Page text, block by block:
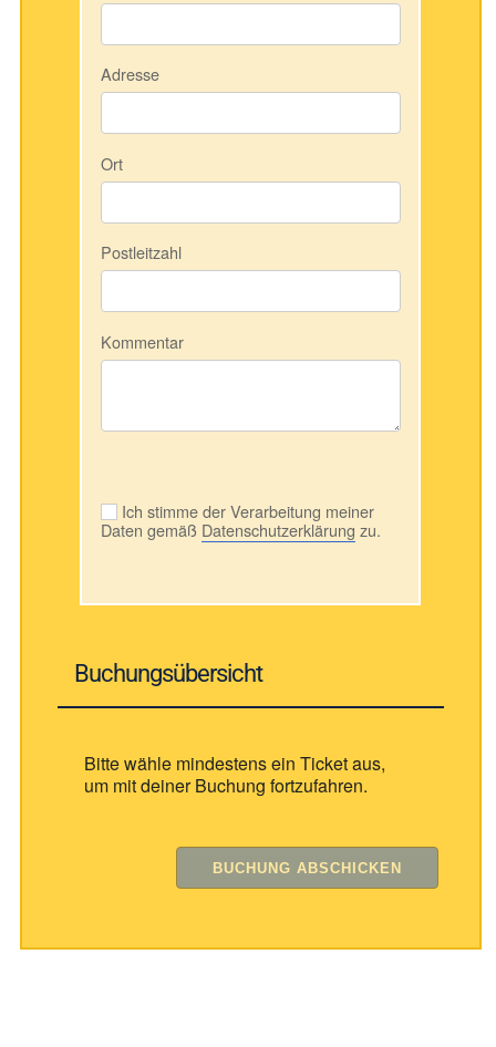
Adresse
Ort
Postleitzahl
Kommentar
Ich stimme der Verarbeitung meiner
Daten gemäß Datenschutzerklärung zu.
Buchungsübersicht
Bitte wähle mindestens ein Ticket aus,
um mit deiner Buchung fortzufahren.